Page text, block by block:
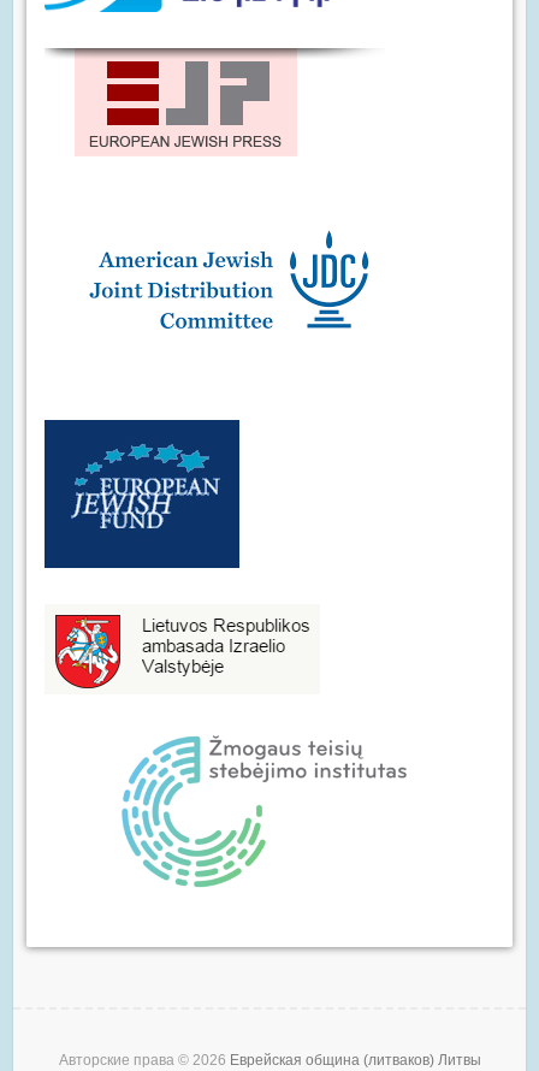
Авторские права © 2026 Еврейская община (литваков) Литвы